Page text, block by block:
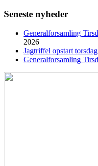
Seneste nyheder
Generalforsamling
2026
Jagtriffel opstart
Generalforsamling